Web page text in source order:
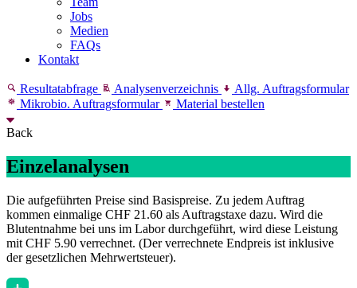
Jobs
Medien
FAQs
Kontakt
Resultatabfrage Analysenverzeichnis
Allg. Auftragsformular
Mikrobio. Auftragsformular
Material bestellen
Back
Einzelanalysen
Die aufgeführten Preise sind Basispreise. Zu jedem Auftrag
kommen einmalige CHF 21.60 als Auftragstaxe dazu. Wird die
Blutentnahme bei uns im Labor durchgeführt, wird diese Leistung
mit CHF 5.90 verrechnet. (Der verrechnete Endpreis ist inklusive
der gesetzlichen Mehrwertsteuer).